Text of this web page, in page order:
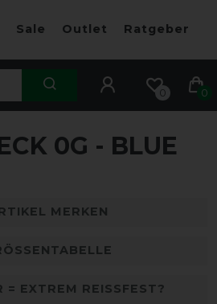
Sale Outlet Ratgeber
0 0
0G - BLUE
MERKEN
= EXTREM REISSFEST?